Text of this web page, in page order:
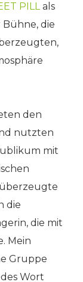
PILLals
die
den
nutzten
mit
die
die mit
Mein
Gruppe
Wort